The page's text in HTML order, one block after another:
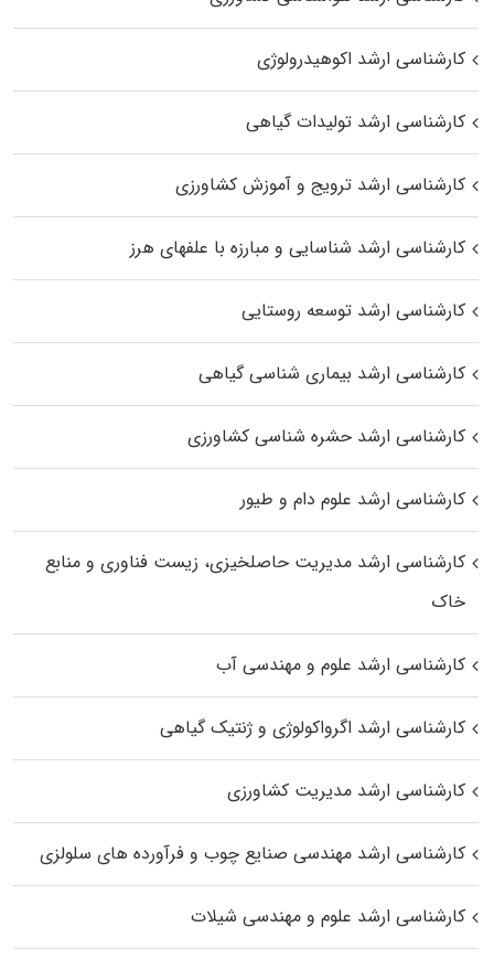
کارشناسی ارشد اکوهیدرولوژی
کارشناسی ارشد تولیدات گیاهی
کارشناسی ارشد ترویج و آموزش کشاورزی
کارشناسی ارشد شناسایی و مبارزه با علفهای هرز
کارشناسی ارشد توسعه روستایی
کارشناسی ارشد بیماری‌ شناسی گیاهی
کارشناسی ارشد حشره‌ شناسی کشاورزی
کارشناسی ارشد علوم دام و طیور
کارشناسی ارشد مدیریت حاصلخیزی، زیست فناوری و منابع
خاک
کارشناسی ارشد علوم و مهندسی آب
کارشناسی ارشد اگرواکولوژی و ژنتیک گیاهی
کارشناسی ارشد مدیریت کشاورزی
کارشناسی ارشد مهندسی صنایع چوب و فرآورده‌ های سلولزی
کارشناسی ارشد علوم و مهندسی شیلات